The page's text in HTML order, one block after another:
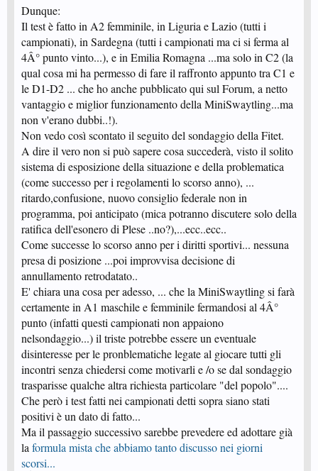
Dunque:
Il test è fatto in A2 femminile, in Liguria e Lazio (tutti i
campionati), in Sardegna (tutti i campionati ma ci si ferma al
4Â° punto vinto...), e in Emilia Romagna ...ma solo in C2 (la
qual cosa mi ha permesso di fare il raffronto appunto tra C1 e
le D1-D2 ... che ho anche pubblicato qui sul Forum, a netto
vantaggio e miglior funzionamento della MiniSwaytling...ma
non v'erano dubbi..!).
Non vedo così scontato il seguito del sondaggio della Fitet.
A dire il vero non si può sapere cosa succederà, visto il solito
sistema di esposizione della situazione e della problematica
(come successo per i regolamenti lo scorso anno), ...
ritardo,confusione, nuovo consiglio federale non in
programma, poi anticipato (mica potranno discutere solo della
ratifica dell'esonero di Plese ..no?),...ecc..ecc..
Come successe lo scorso anno per i diritti sportivi... nessuna
presa di posizione ...poi improvvisa decisione di
annullamento retrodatato..
E' chiara una cosa per adesso, ... che la MiniSwaytling si farà
certamente in A1 maschile e femminile fermandosi al 4Â°
punto (infatti questi campionati non appaiono
nelsondaggio...) il triste potrebbe essere un eventuale
disinteresse per le pronblematiche legate al giocare tutti gli
incontri senza chiedersi come motivarli e /o se dal sondaggio
trasparisse qualche altra richiesta particolare "del popolo"....
Che però i test fatti nei campionati detti sopra siano stati
positivi è un dato di fatto...
Ma il passaggio successivo sarebbe prevedere ed adottare già
la formula mista che abbiamo tanto discusso nei giorni
scorsi...